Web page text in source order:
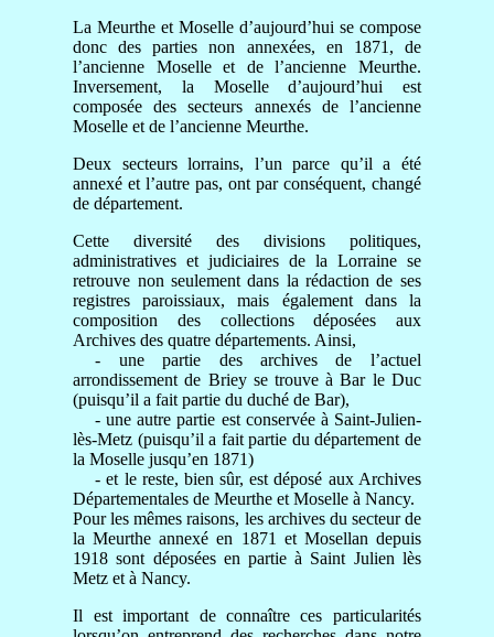
La Meurthe et Moselle d’aujourd’hui se compose
donc des parties non annexées, en 1871, de
l’ancienne Moselle et de l’ancienne Meurthe.
Inversement, la Moselle d’aujourd’hui est
composée des secteurs annexés de l’ancienne
Moselle et de l’ancienne Meurthe.
Deux secteurs lorrains, l’un parce qu’il a été
annexé et l’autre pas, ont par conséquent, changé
de département.
Cette diversité des divisions politiques,
administratives et judiciaires de la Lorraine se
retrouve non seulement dans la rédaction de ses
registres paroissiaux, mais également dans la
composition des collections déposées aux
Archives des quatre départements. Ainsi,
- une partie des archives de l’actuel
arrondissement de Briey se trouve à Bar le Duc
(puisqu’il a fait partie du duché de Bar),
- une autre partie est conservée à Saint-Julien-
lès-Metz (puisqu’il a fait partie du département de
la Moselle jusqu’en 1871)
- et le reste, bien sûr, est déposé aux Archives
Départementales de Meurthe et Moselle à Nancy.
Pour les mêmes raisons, les archives du secteur de
la Meurthe annexé en 1871 et Mosellan depuis
1918 sont déposées en partie à Saint Julien lès
Metz et à Nancy.
Il est important de connaître ces particularités